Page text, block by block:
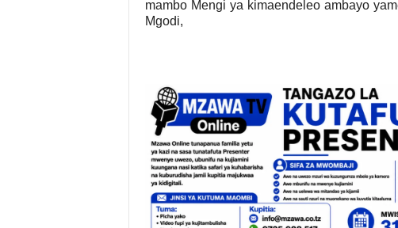
mambo Mengi ya kimaendeleo ambayo
Mgodi,